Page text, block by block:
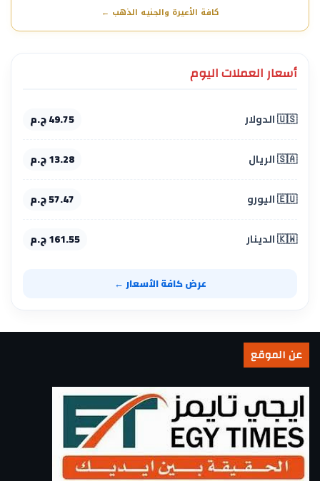
كافة الأعيرة والجنيه الذهب ←
أسعار العملات اليوم
🇺🇸 الدولار 49.75 ج.م
🇸🇦 الريال 13.28 ج.م
🇪🇺 اليورو 57.47 ج.م
🇰🇼 الدينار 161.55 ج.م
عرض كافة الأسعار ←
عن الموقع